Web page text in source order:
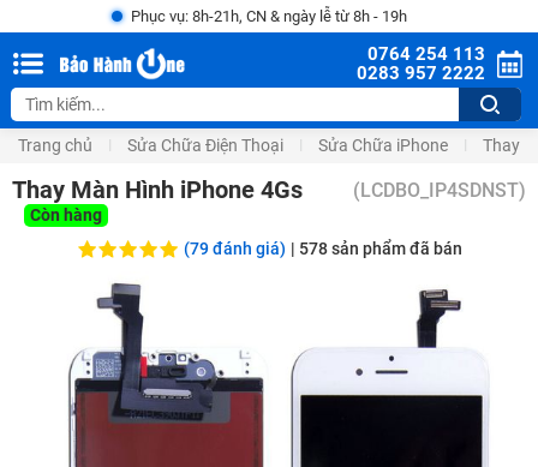
Phục vụ: 8h-21h, CN & ngày lễ từ 8h - 19h
0764 254 113
0283 957 2222
Trang chủ Sửa Chữa Điện Thoại Sửa Chữa iPhone Thay
Thay Màn Hình iPhone 4Gs (LCDBO_IP4SDNST)
Còn hàng
(79 đánh giá) | 578sản phẩm đã bán